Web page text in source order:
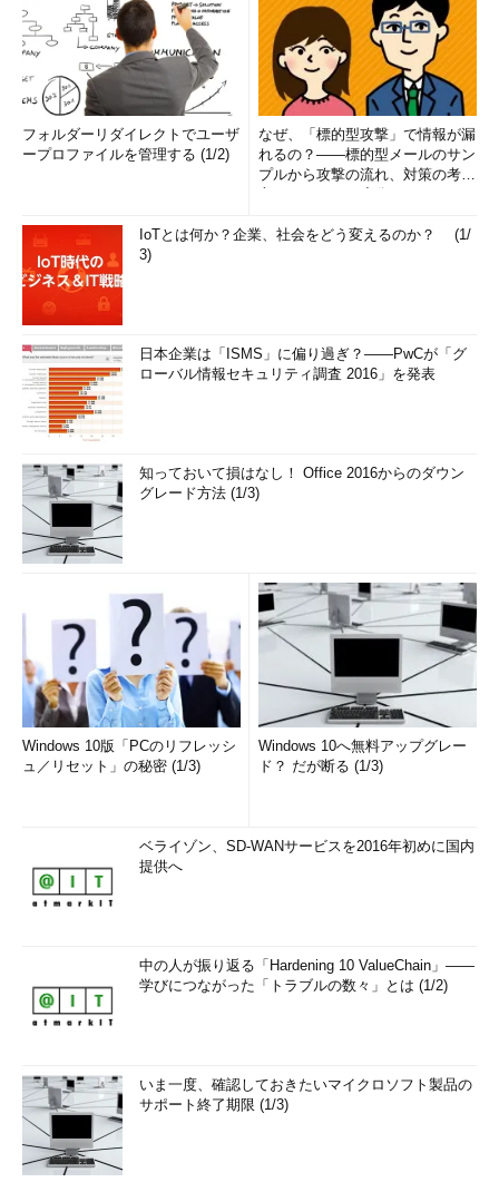
========================= ======
================ =========== ============
System Idle Process 0 Console 0 16
K
System 4 Console 0 1,332 K
smss.exe 364 Console 0 452
K
csrss.exe 416 Console 0 8,040 K
6,556 K
services.exe 488 Console 0 9,020
K
lsass.exe 500 Console 0 40,256
K
svchost.exe 752 Console 0 3,284
K
svchost.exe 892 Console 0 4,568
svchost.exe 908 Console 0 6,580
K
svchost.exe 952 Console 0 22,868
K
msdtc.exe 1284 Console 0 4,268
dfssvc.exe 1360 Console 0 4,992
K
svchost.exe 1436 Console 0 2,060
K
inetinfo.exe 1500 Console 0 23,428
sqlservr.exe 1544 Console 0 27,624
K
svchost.exe 252 Console 0 6,052
……以下省略……
ただしこの例からも分かるが、実際のWindowsシステム上でこ
れを実行しても、「System」プロセスや「svchost.exe」プロセ
スが所有者となっているポートが多く表示される。これらはシス
フォルダーリダイレクトでユーザ
ープロファイルを管理する (1/2)
なぜ、「標的型攻撃」で情報が漏
れるの？――標的型メールのサン
プルから攻撃の流れ、対策の考え
IoTとは何か？企業、社会をどう変えるのか？ (1/
3)
日本企業は「ISMS」に偏り過ぎ？――PwCが「グ
ローバル情報セキュリティ調査 2016」を発表
知っておいて損はなし！ Office 2016からのダウン
グレード方法 (1/3)
Windows 10版「PCのリフレッシ
ュ／リセット」の秘密 (1/3)
Windows 10へ無料アップグレー
ド？ だが断る (1/3)
ベライゾン、SD-WANサービスを2016年初めに国内
提供へ
中の人が振り返る「Hardening 10 ValueChain」――
学びにつながった「トラブルの数々」とは (1/2)
いま一度、確認しておきたいマイクロソフト製品の
サポート終了期限 (1/3)